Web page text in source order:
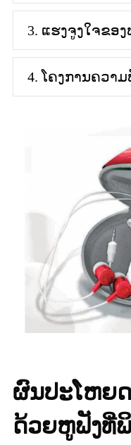
3. ແຮງຈູງໃຈຂອ
4. ໂຄງການຄວາ
ຜົນປະໂຫຍ
ດ້ວຍຫູຟັງທີ່